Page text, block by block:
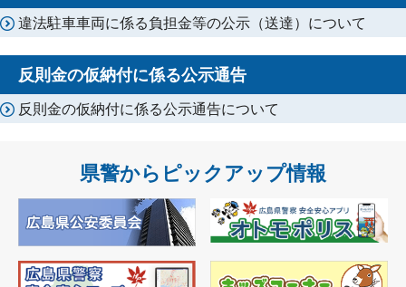
違法駐車車両に係る負担金等の公示（送達）について
反則金の仮納付に係る公示通告
反則金の仮納付に係る公示通告について
県警からピックアップ情報